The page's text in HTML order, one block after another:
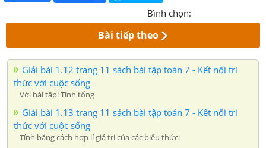
Bình chọn:
Bài tiếp theo
Giải bài 1.12 trang 11 sách bài tập toán 7 - Kết nối tri
thức với cuộc sống
Với bài tập: Tính tổng
Giải bài 1.13 trang 11 sách bài tập toán 7 - Kết nối tri
thức với cuộc sống
Tính bằng cách hợp lí giá trị của các biểu thức: